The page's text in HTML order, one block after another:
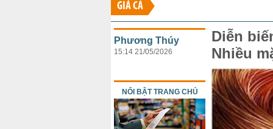
GIÁ CẢ
Diễn
Nhiều
Phương Thúy
15:14 21/05/2026
NỔI BẬT TRANG CHỦ